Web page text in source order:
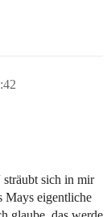
sträubt sich in mir
Mays eigentliche